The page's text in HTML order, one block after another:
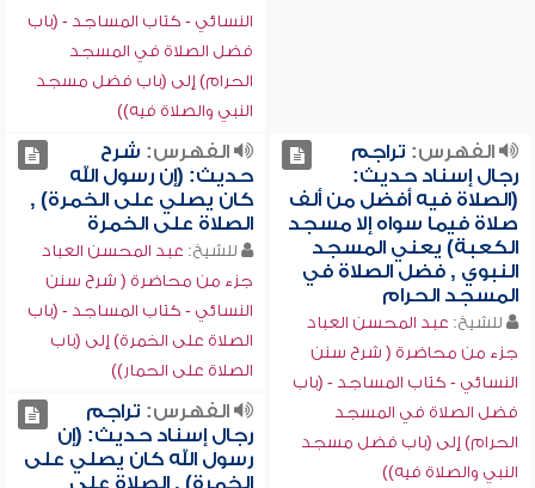
النسائي - كتاب المساجد - (باب
فضل الصلاة في المسجد
الحرام) إلى (باب فضل مسجد
النبي والصلاة فيه))
الفهرس: تراجم
رجال إسناد حديث:
(الصلاة فيه أفضل من ألف
صلاة فيما سواه إلا مسجد
الكعبة) يعني المسجد
النبوي , فضل الصلاة في
المسجد الحرام
للشيخ: عبد المحسن العباد
جزء من محاضرة ( شرح سنن
النسائي - كتاب المساجد - (باب
فضل الصلاة في المسجد
الحرام) إلى (باب فضل مسجد
النبي والصلاة فيه))
الفهرس: شرح
حديث: (إن رسول الله
كان يصلي على الخمرة) ,
الصلاة على الخمرة
للشيخ: عبد المحسن العباد
جزء من محاضرة ( شرح سنن
النسائي - كتاب المساجد - (باب
الصلاة على الخمرة) إلى (باب
الصلاة على الحمار))
الفهرس: تراجم
رجال إسناد حديث: (إن
رسول الله كان يصلي على
الخمرة) , الصلاة على